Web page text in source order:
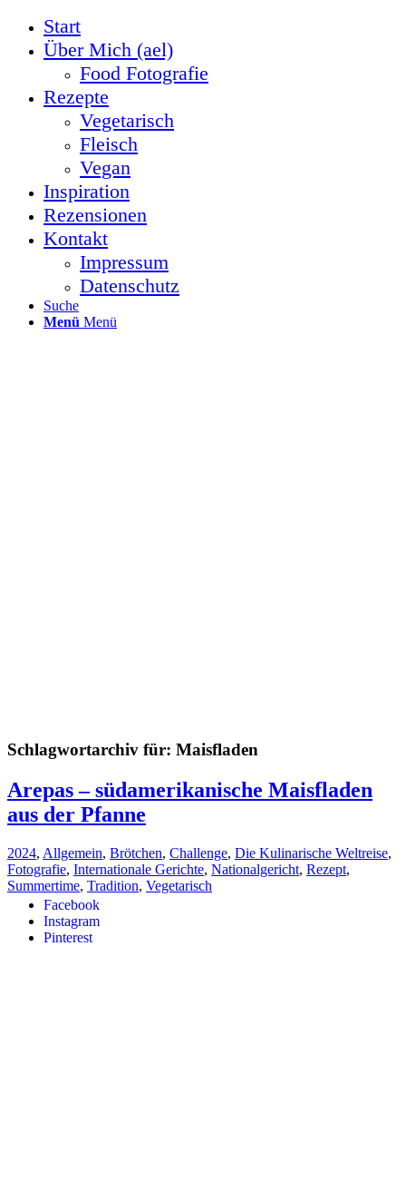
Start
Über Mich (ael)
Food Fotografie
Rezepte
Vegetarisch
Fleisch
Vegan
Inspiration
Rezensionen
Kontakt
Impressum
Datenschutz
Suche
Menü Menü
Facebook
Instagram
Pinterest
Schlagwortarchiv für: Maisfladen
Arepas – südamerikanische Maisfladen
aus der Pfanne
2024, Allgemein, Brötchen, Challenge, Die Kulinarische Weltreise,
Fotografie, Internationale Gerichte, Nationalgericht, Rezept,
Summertime, Tradition, Vegetarisch